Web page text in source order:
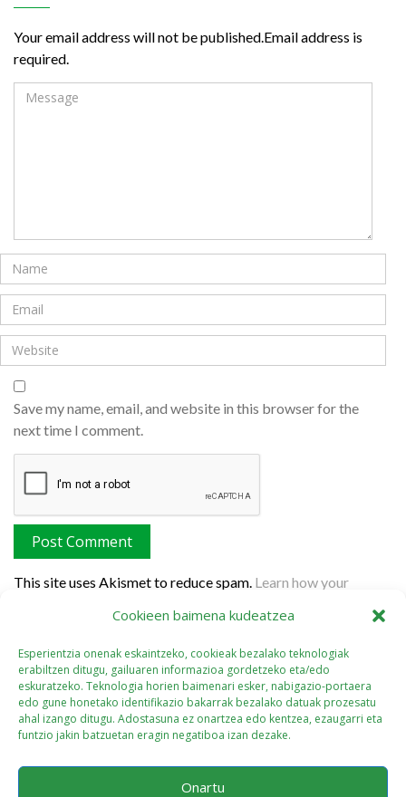
Cookieen baimena kudeatzea
Esperientzia onenak eskaintzeko, cookieak bezalako teknologiak
erabiltzen ditugu, gailuaren informazioa gordetzeko eta/edo
eskuratzeko. Teknologia horien baimenari esker, nabigazio-portaera
edo gune honetako identifikazio bakarrak bezalako datuak prozesatu
ahal izango ditugu. Adostasuna ez onartzea edo kentzea, ezaugarri eta
funtzio jakin batzuetan eragin negatiboa izan dezake.
Onartu
Your email address will not be published.Email address is
required.
Save my name, email, and website in this browser for the
next time I comment.
This site uses Akismet to reduce spam. Learn how your